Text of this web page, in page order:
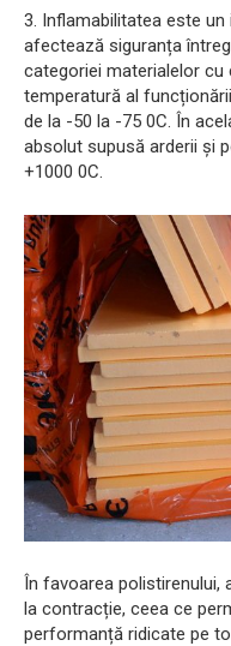
3. Inflamabilitatea este
afectează siguranța
categoriei materialelor cu
temperatură al
de la -50 la -75 0С. În
absolut supusă arderii și
+1000 0C.
În favoarea polistirenului,
la contracție, ceea ce
performanță ridicate pe